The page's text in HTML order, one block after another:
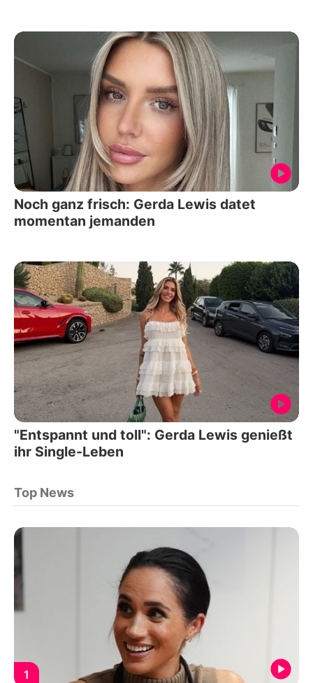
Noch ganz frisch: Gerda Lewis datet
momentan jemanden
"Entspannt und toll": Gerda Lewis genießt
ihr Single-Leben
Top News
1